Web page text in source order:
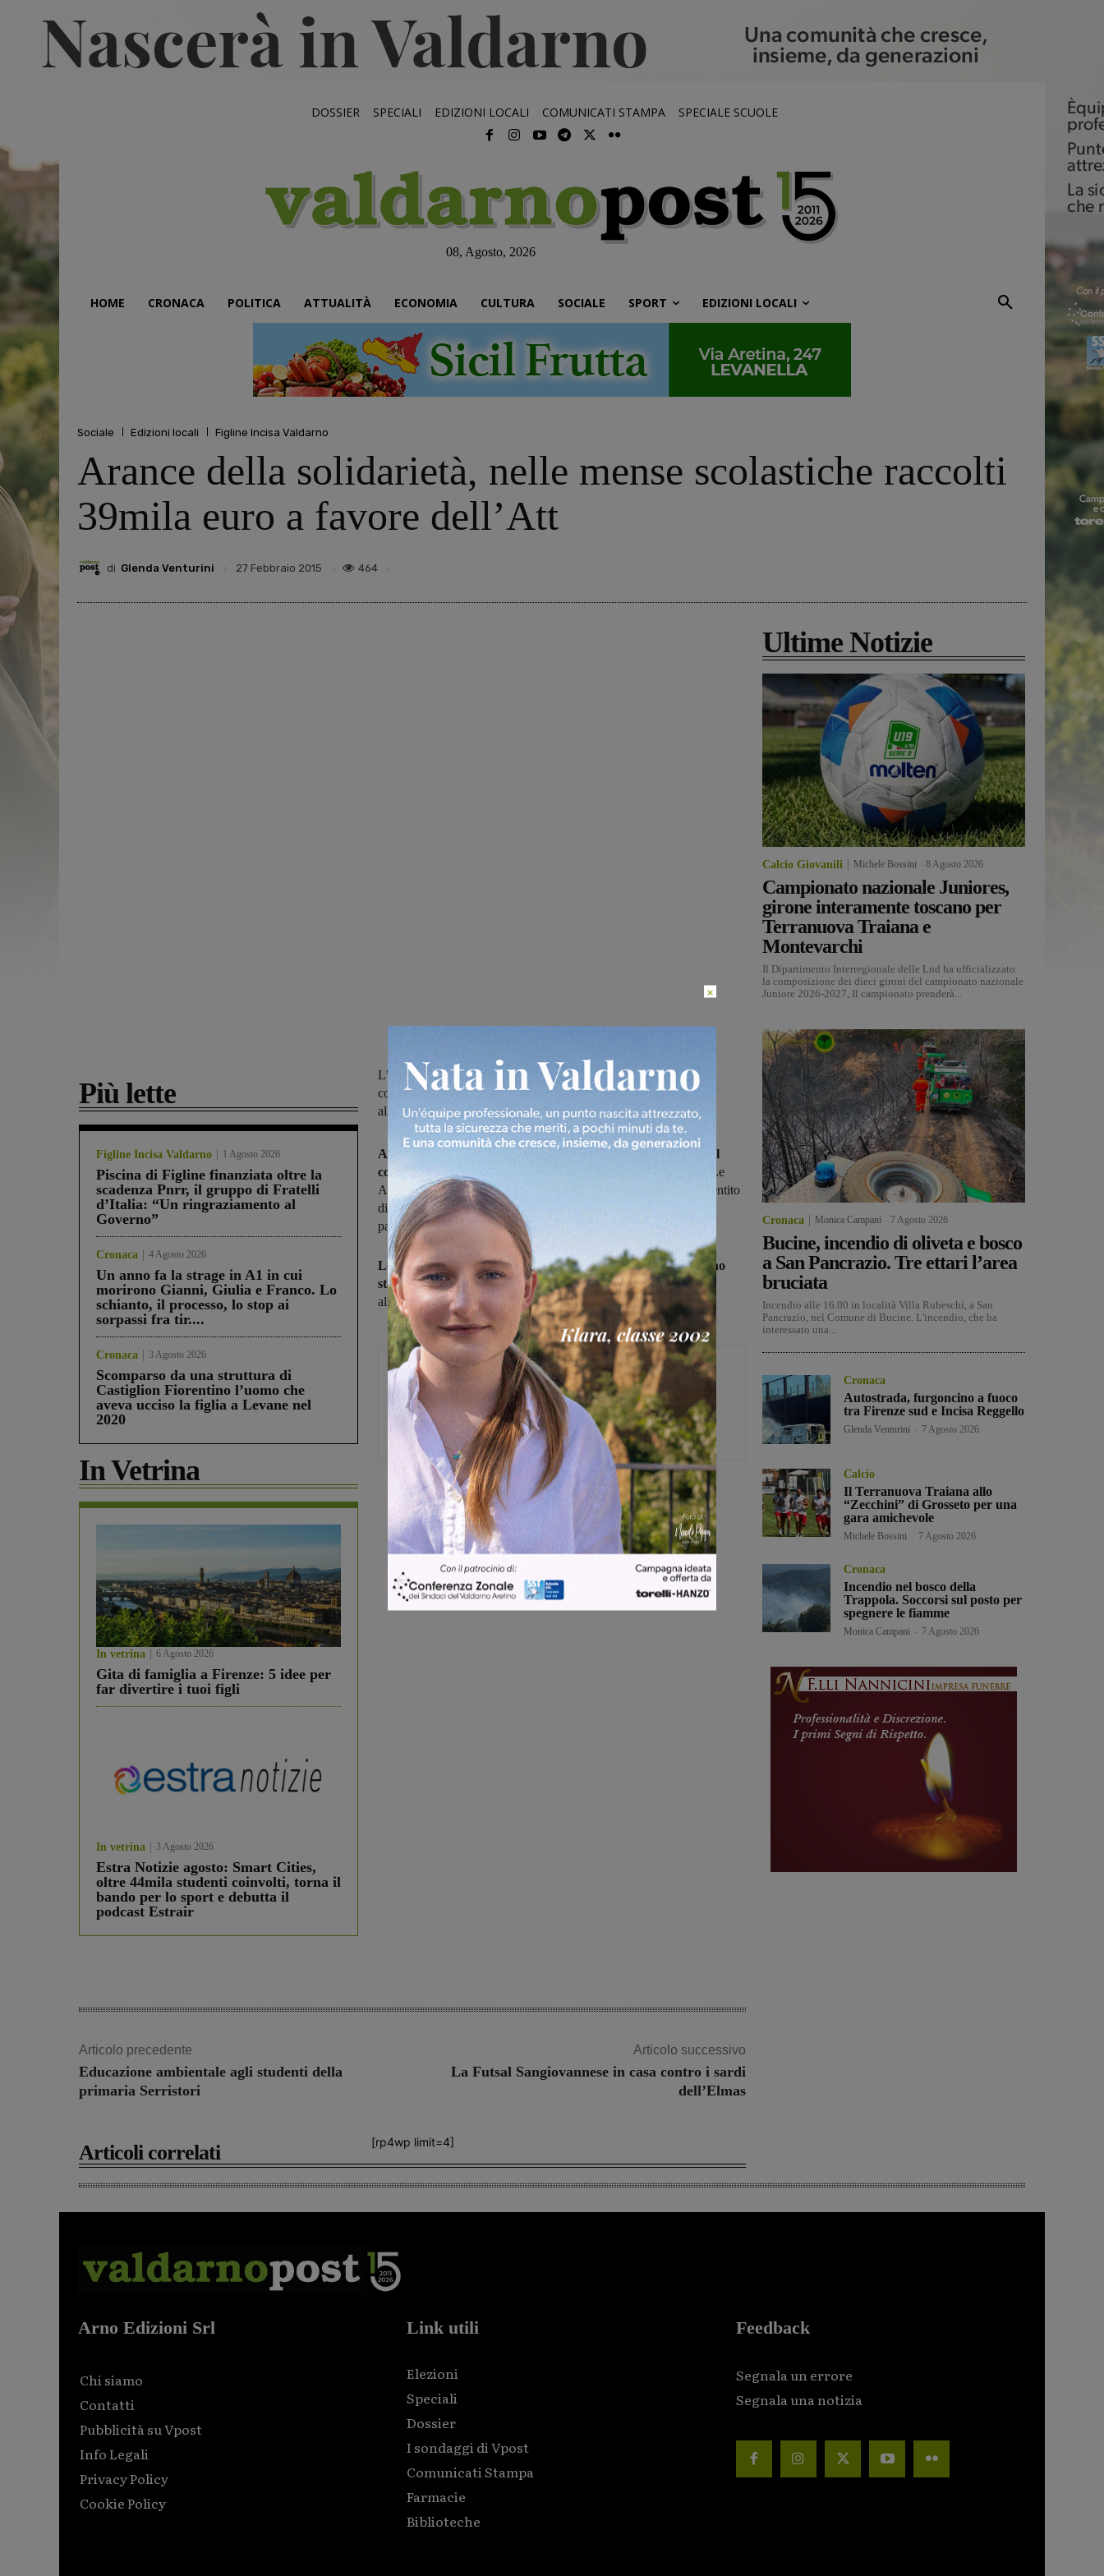
DOSSIER SPECIALI EDIZIONI LOCALI COMUNICATI STAMPA SPECIALE SCUOLE
08, Agosto, 2026
HOME CRONACA POLITICA ATTUALITÀ ECONOMIA CULTURA SOCIALE SPORT EDIZIONI LOCALI
Sociale Edizioni locali Figline Incisa Valdarno
Arance della solidarietà, nelle mense scolastiche raccolti
39mila euro a favore dell’Att
di Glenda Venturini 27 Febbraio 2015 464
Più lette
Figline Incisa Valdarno 1 Agosto 2026
Piscina di Figline finanziata oltre la
scadenza Pnrr, il gruppo di Fratelli
d’Italia: “Un ringraziamento al
Governo”
Cronaca 4 Agosto 2026
Un anno fa la strage in A1 in cui
morirono Gianni, Giulia e Franco. Lo
schianto, il processo, lo stop ai
sorpassi fra tir....
Cronaca 3 Agosto 2026
Scomparso da una struttura di
Castiglion Fiorentino l’uomo che
aveva ucciso la figlia a Levane nel
2020
In Vetrina
In vetrina 6 Agosto 2026
Gita di famiglia a Firenze: 5 idee per
far divertire i tuoi figli
In vetrina 3 Agosto 2026
Estra Notizie agosto: Smart Cities,
oltre 44mila studenti coinvolti, torna il
bando per lo sport e debutta il
podcast Estrair
L’Associazione Tumori Toscana ringrazia l’Amministrazione
comunale di Figline e Incisa Valdarno per la partecipazione
all’iniziativa “Le Arance della solidarietà”
Arriva il ringraziamento dell’Associazione Tumori Toscana al
comune di Figline e Incisa,per la partecipazione all’iniziativa “Le
Arance della solidarietà”. La campagna di raccolta fondi ha consentito
di finanziare cure a domicilio per i malati di tumore, fornendo ai
pazienti ed alle loro famiglie prestazioni gratuite 24 ore su 24.
Le arance, acquistate dal Comune tra gennaio e febbraio, sono
state servitenelle mense scolastiche della città, permettendo
all’associazione di raccogliere 39mila euro.
Glenda Venturini
Capo redattore
Share
Articolo precedente
Educazione ambientale agli studenti della
primaria Serristori
Articolo successivo
La Futsal Sangiovannese in casa contro i sardi
dell’Elmas
[rp4wp limit=4]
Articoli correlati
Ultime Notizie
Calcio Giovanili Michele Bossini 8 Agosto 2026
Campionato nazionale Juniores,
girone interamente toscano per
Terranuova Traiana e
Montevarchi
Il Dipartimento Interregionale delle Lnd ha ufficializzato
la composizione dei dieci gironi del campionato nazionale
Juniore 2026-2027, Il campionato prenderà...
Cronaca Monica Campani 7 Agosto 2026
Bucine, incendio di oliveta e bosco
a San Pancrazio. Tre ettari l’area
bruciata
Incendio alle 16.00 in località Villa Rubeschi, a San
Pancrazio, nel Comune di Bucine. L'incendio, che ha
interessato una...
Cronaca
Autostrada, furgoncino a fuoco
tra Firenze sud e Incisa Reggello
Glenda Venturini 7 Agosto 2026
Calcio
Il Terranuova Traiana allo
“Zecchini” di Grosseto per una
gara amichevole
Michele Bossini 7 Agosto 2026
Cronaca
Incendio nel bosco della
Trappola. Soccorsi sul posto per
spegnere le fiamme
Monica Campani 7 Agosto 2026
Arno Edizioni Srl
Chi siamo
Contatti
Pubblicità su Vpost
Info Legali
Privacy Policy
Cookie Policy
Link utili
Elezioni
Speciali
Dossier
I sondaggi di Vpost
Comunicati Stampa
Farmacie
Biblioteche
Feedback
Segnala un errore
Segnala una notizia
×